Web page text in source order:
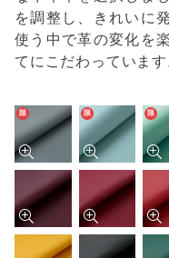
を調整し、きれいに
使う中で革の変化を
てにこだわっています
限 限 限